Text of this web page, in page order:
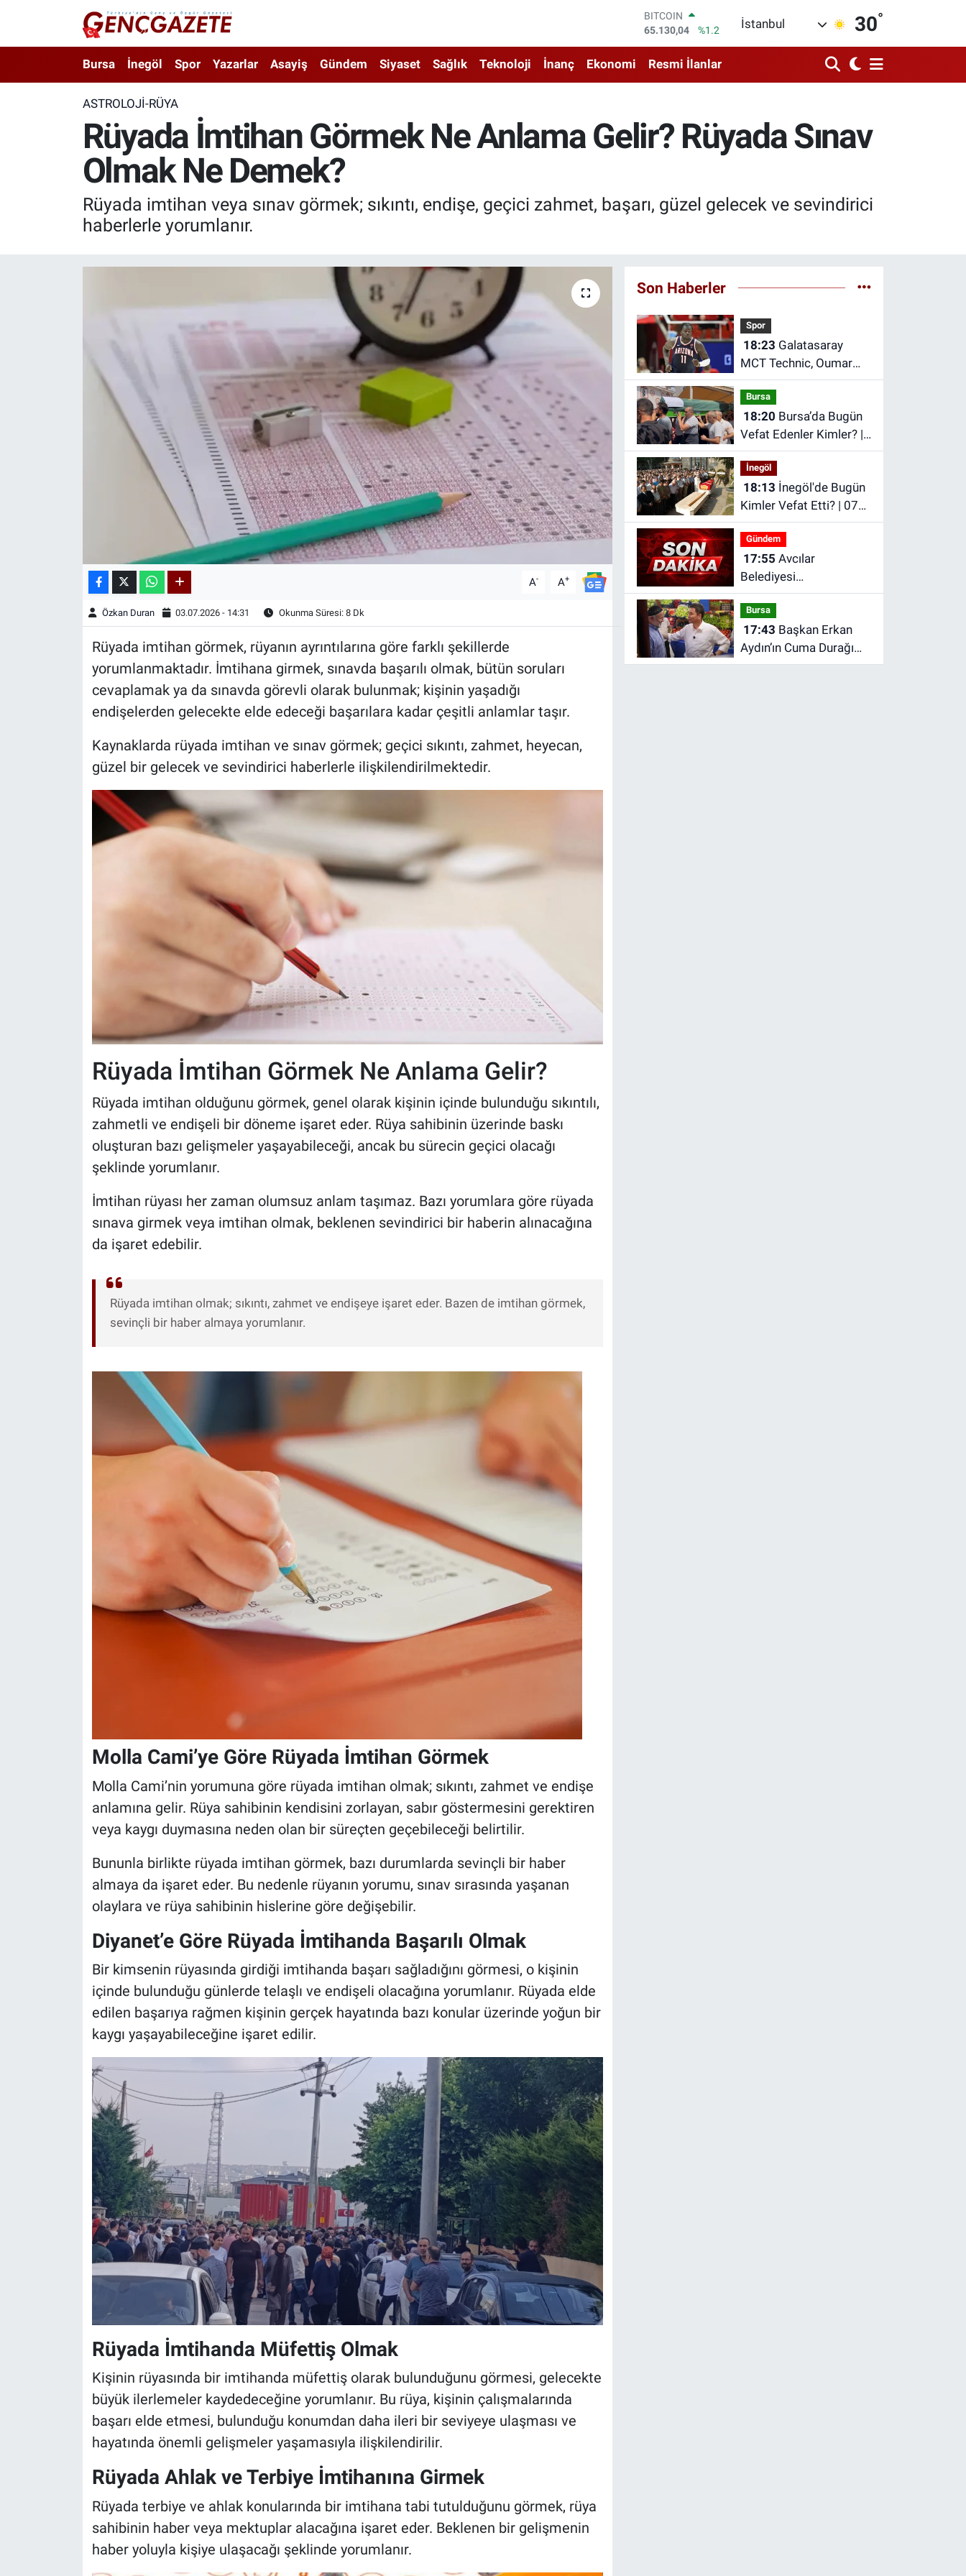
DOLAR
47,7106
%0.17
EURO
55,1652
%0.27
BİST100
13.773
%-19
İstanbul 30°
Bursa İnegöl Spor Yazarlar Asayiş Gündem Siyaset Sağlık Teknoloji İnanç Ekonomi Resmi İlanlar
ASTROLOJI-RÜYA
Rüyada İmtihan Görmek Ne Anlama Gelir? Rüyada Sınav
Olmak Ne Demek?
Rüyada imtihan veya sınav görmek; sıkıntı, endişe, geçici zahmet, başarı, güzel gelecek ve sevindirici
haberlerle yorumlanır.
A- A+
Özkan Duran 03.07.2026 - 14:31 Okunma Süresi: 8 Dk
Rüyada imtihan görmek, rüyanın ayrıntılarına göre farklı şekillerde
yorumlanmaktadır. İmtihana girmek, sınavda başarılı olmak, bütün soruları
cevaplamak ya da sınavda görevli olarak bulunmak; kişinin yaşadığı
endişelerden gelecekte elde edeceği başarılara kadar çeşitli anlamlar taşır.
Kaynaklarda rüyada imtihan ve sınav görmek; geçici sıkıntı, zahmet, heyecan,
güzel bir gelecek ve sevindirici haberlerle ilişkilendirilmektedir.
Rüyada İmtihan Görmek Ne Anlama Gelir?
Rüyada imtihan olduğunu görmek, genel olarak kişinin içinde bulunduğu sıkıntılı,
zahmetli ve endişeli bir döneme işaret eder. Rüya sahibinin üzerinde baskı
oluşturan bazı gelişmeler yaşayabileceği, ancak bu sürecin geçici olacağı
şeklinde yorumlanır.
İmtihan rüyası her zaman olumsuz anlam taşımaz. Bazı yorumlara göre rüyada
sınava girmek veya imtihan olmak, beklenen sevindirici bir haberin alınacağına
da işaret edebilir.
Rüyada imtihan olmak; sıkıntı, zahmet ve endişeye işaret eder. Bazen de imtihan görmek,
sevinçli bir haber almaya yorumlanır.
Molla Cami’ye Göre Rüyada İmtihan Görmek
Molla Cami’nin yorumuna göre rüyada imtihan olmak; sıkıntı, zahmet ve endişe
anlamına gelir. Rüya sahibinin kendisini zorlayan, sabır göstermesini gerektiren
veya kaygı duymasına neden olan bir süreçten geçebileceği belirtilir.
Bununla birlikte rüyada imtihan görmek, bazı durumlarda sevinçli bir haber
almaya da işaret eder. Bu nedenle rüyanın yorumu, sınav sırasında yaşanan
olaylara ve rüya sahibinin hislerine göre değişebilir.
Diyanet’e Göre Rüyada İmtihanda Başarılı Olmak
Bir kimsenin rüyasında girdiği imtihanda başarı sağladığını görmesi, o kişinin
içinde bulunduğu günlerde telaşlı ve endişeli olacağına yorumlanır. Rüyada elde
edilen başarıya rağmen kişinin gerçek hayatında bazı konular üzerinde yoğun bir
kaygı yaşayabileceğine işaret edilir.
Rüyada İmtihanda Müfettiş Olmak
Kişinin rüyasında bir imtihanda müfettiş olarak bulunduğunu görmesi, gelecekte
büyük ilerlemeler kaydedeceğine yorumlanır. Bu rüya, kişinin çalışmalarında
başarı elde etmesi, bulunduğu konumdan daha ileri bir seviyeye ulaşması ve
hayatında önemli gelişmeler yaşamasıyla ilişkilendirilir.
Rüyada Ahlak ve Terbiye İmtihanına Girmek
Rüyada terbiye ve ahlak konularında bir imtihana tabi tutulduğunu görmek, rüya
sahibinin haber veya mektuplar alacağına işaret eder. Beklenen bir gelişmenin
haber yoluyla kişiye ulaşacağı şeklinde yorumlanır.
Son Haberler
Spor
18:23
MCT Technic, Oumar
Ballo’yu Transfer Etti
Bursa
18:20
Vefat Edenler Kimler? |
07 Ağustos 2026 Cuma
İnegöl
18:13
Kimler Vefat Etti? | 07
Ağustos 2026 Cuma
Gündem
17:55
Belediyesi
soruşturmasında 12
şüpheli için tutuklama
talebi
Bursa
17:43
Aydın’ın Cuma Durağı
Küplüpınar Mahallesi
3.SAYFA
Kültür & Sanat
Astroloji-Rüya
Nöbetçi Eczaneler
Trafik Durumu
Süper Lig Puan Durumu ve Fikstür
Tüm Manşetler